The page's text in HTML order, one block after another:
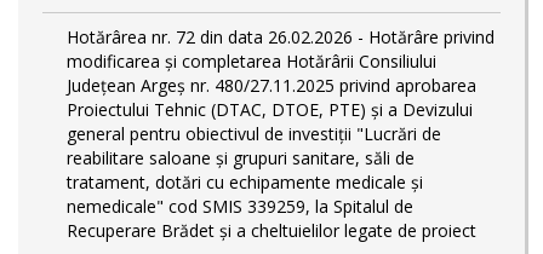
Hotărârea nr. 72 din data 26.02.2026 - Hotărâre privind
modificarea și completarea Hotărârii Consiliului
Județean Argeș nr. 480/27.11.2025 privind aprobarea
Proiectului Tehnic (DTAC, DTOE, PTE) și a Devizului
general pentru obiectivul de investiții "Lucrări de
reabilitare saloane și grupuri sanitare, săli de
tratament, dotări cu echipamente medicale și
nemedicale" cod SMIS 339259, la Spitalul de
Recuperare Brădet și a cheltuielilor legate de proiect